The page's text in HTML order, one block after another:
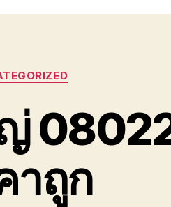
Categories
าถูก